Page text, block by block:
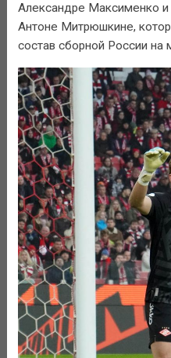
Александре Максименко и
Антоне Митрюшкине,
состав сборной России на